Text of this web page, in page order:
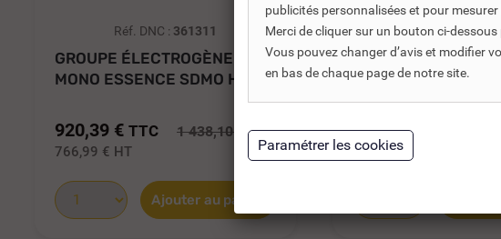
Réf. DNC : 361311
GROUPE ÉLECTROGÈNE
MONO ESSENCE SDMO HXC
920,39 € TTC 1 438,10 €
766,99 € HT
Ajouter au panier
Réf. DNC :
GROUPE
MONO ESSENCE
3000 C5 -...
944,39 €
787,00 €
publicités personnalisées et pour
Merci de cliquer sur un bouton ci-
Vous pouvez changer d’avis et modifier
en bas de chaque page de notre site.